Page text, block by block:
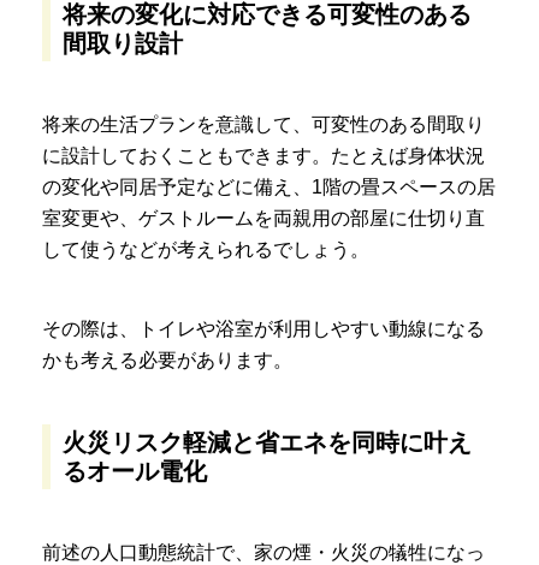
将来の変化に対応できる可変性のある
間取り設計
将来の生活プランを意識して、可変性のある間取り
に設計しておくこともできます。たとえば身体状況
の変化や同居予定などに備え、1階の畳スペースの居
室変更や、ゲストルームを両親用の部屋に仕切り直
して使うなどが考えられるでしょう。
その際は、トイレや浴室が利用しやすい動線になる
かも考える必要があります。
火災リスク軽減と省エネを同時に叶え
るオール電化
前述の人口動態統計で、家の煙・火災の犠牲になっ